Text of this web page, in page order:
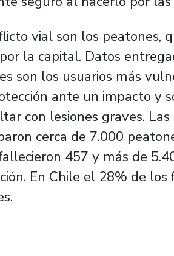
vial son los peatones,
la capital. Datos
son los usuarios más
ante un impacto y
con lesiones graves.
cerca de 7.000
457 y más de
En Chile el 28% de los